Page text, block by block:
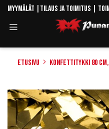
Myymälät Tilaus ja toimitus |
Etusivu Konfettitykki 80
Skip
to
the
end